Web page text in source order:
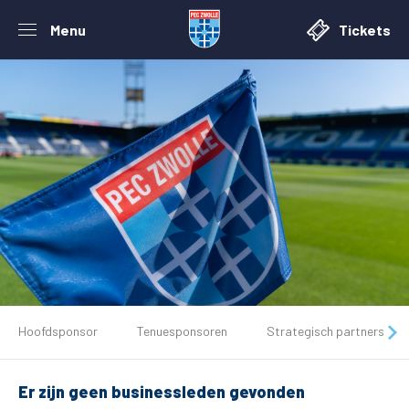
Menu Tickets
Tickets
Matchdays
Hoofdsponsor Tenuesponsoren Strategisch partners
Er zijn geen businessleden gevonden